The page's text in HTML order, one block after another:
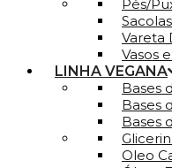
Pés/
Vareta
Vasos
LINHA VEGANA
Bases
Bases
Bases
Oleo